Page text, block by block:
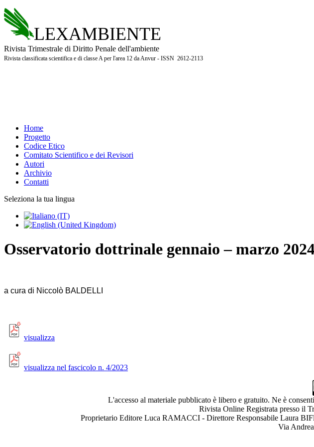
LEXAMBIENTE
Rivista Trimestrale di Diritto Penale dell'ambiente
Rivista classificata scientifica e di classe A per l'area 12 da Anvur - ISSN 2612-2113
Home
Progetto
Codice Etico
Comitato Scientifico e dei Revisori
Autori
Archivio
Contatti
Seleziona la tua lingua
Osservatorio dottrinale gennaio – marzo
a cura di Niccolò BALDELLI
visualizza
visualizza nel fascicolo n. 4/2023
L'accesso al materiale pubblicato è libero e gratuito. Ne è
Rivista Online Registrata presso il
Proprietario Editore Luca RAMACCI - Direttore Responsabile Laura
Via